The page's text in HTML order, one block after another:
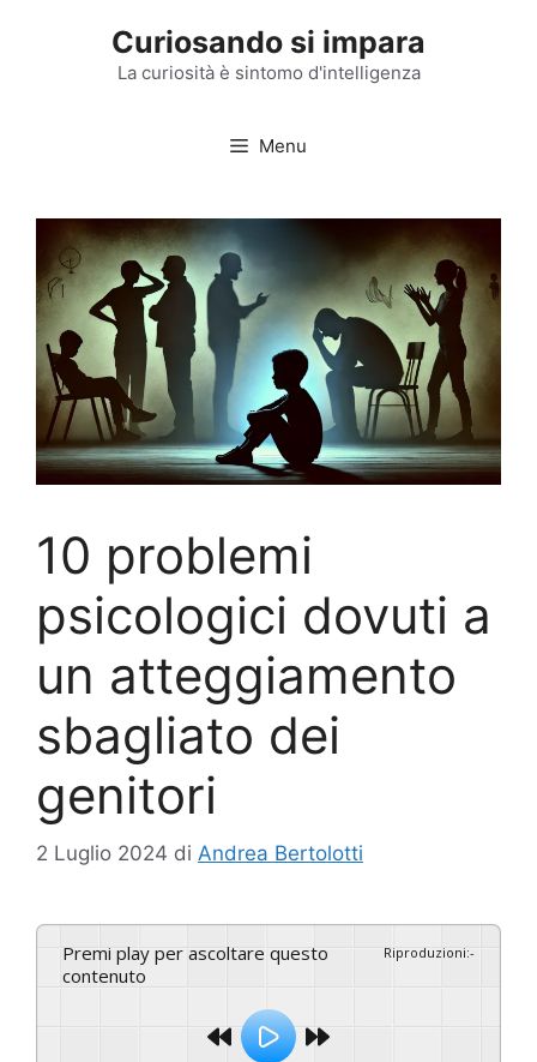
Curiosando si impara
La curiosità è sintomo d'intelligenza
Menu
10 problemi
psicologici dovuti a
un atteggiamento
sbagliato dei
genitori
2 Luglio 2024 di Andrea Bertolotti
Premi play per ascoltare questo
contenuto
Riproduzioni:-